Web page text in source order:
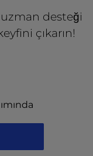
desteği
çıkarın!